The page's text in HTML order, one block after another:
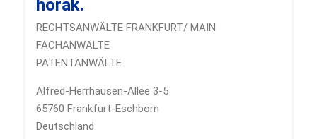
horak.
RECHTSANWÄLTE FRANKFURT/ MAIN
FACHANWÄLTE
PATENTANWÄLTE
Alfred-Herrhausen-Allee 3-5
65760 Frankfurt-Eschborn
Deutschland